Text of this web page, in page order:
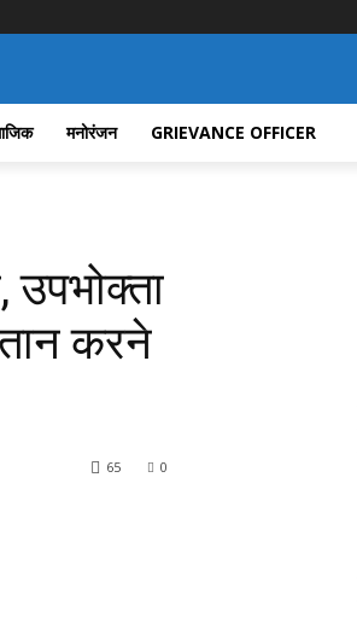
मनोरंजन GRIEVANCE OFFICER
उपभोक्ता
करने
0
65